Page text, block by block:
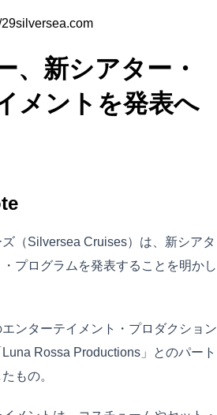
silversea.com
、新シアター・
メントを発表へ
（Silversea Cruises）は、新シアタ
プログラムを発表することを明かし
ンターテイメント・プロダクション
Rossa Productions」とのパート
もの。